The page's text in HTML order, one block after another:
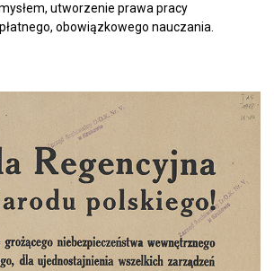
utworzenie prawa pracy
obowiązkowego nauczania.